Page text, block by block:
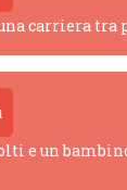
carriera tra
e un